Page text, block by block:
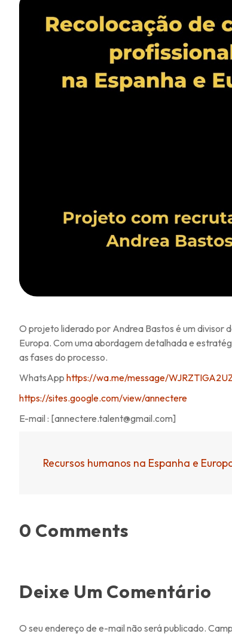
O projeto liderado por Andrea Bastos é um divisor
Europa. Com uma abordagem detalhada e
as fases do processo.
WhatsApp https://wa.me/message/
https://sites.google.com/view/annectere
E-mail : [annectere.talent@gmail.com]
Recursos humanos na Espanha e
0 Comments
Deixe Um Comentário
O seu endereço de e-mail não será publicado.